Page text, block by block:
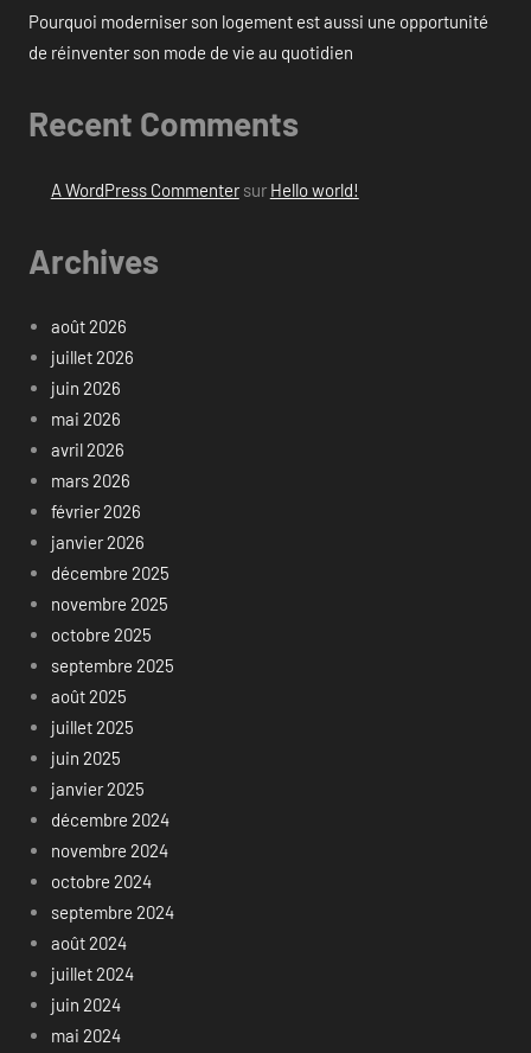
Pourquoi moderniser son logement est aussi une opportunité
de réinventer son mode de vie au quotidien
Recent Comments
A WordPress Commentersur Hello world!
Archives
août 2026
juillet 2026
juin 2026
mai 2026
avril 2026
mars 2026
février 2026
janvier 2026
décembre 2025
novembre 2025
octobre 2025
septembre 2025
août 2025
juillet 2025
juin 2025
janvier 2025
décembre 2024
novembre 2024
octobre 2024
septembre 2024
août 2024
juillet 2024
juin 2024
mai 2024